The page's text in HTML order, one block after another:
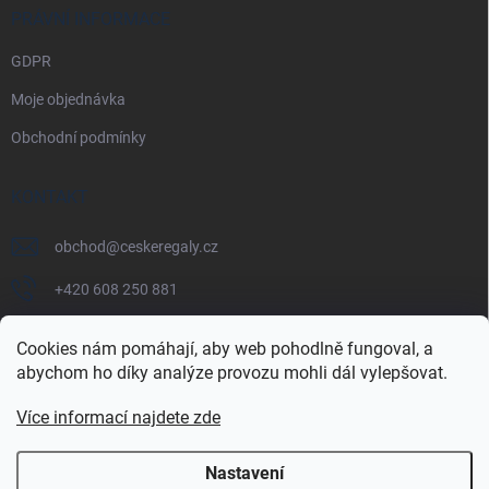
Cookies nám pomáhají, aby web pohodlně fungoval, a
abychom ho díky analýze provozu mohli dál vylepšovat.
Více informací najdete zde
Nastavení
PRÁVNÍ INFORMACE
GDPR
Moje objednávka
Obchodní podmínky
KONTAKT
obchod@ceskeregaly.cz
+420 608 250 881